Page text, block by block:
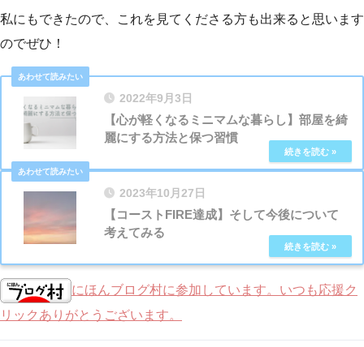
私にもできたので、これを見てくださる方も出来ると思います
のでぜひ！
2022年9月3日
【心が軽くなるミニマムな暮らし】部屋を綺
麗にする方法と保つ習慣
2023年10月27日
【コーストFIRE達成】そして今後について
考えてみる
にほんブログ村に参加しています。いつも応援ク
リックありがとうございます。